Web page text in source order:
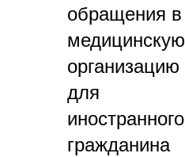
обращения в
медицинскую
организацию
для
иностранного
гражданина